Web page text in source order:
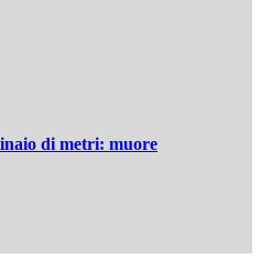
di metri: muore